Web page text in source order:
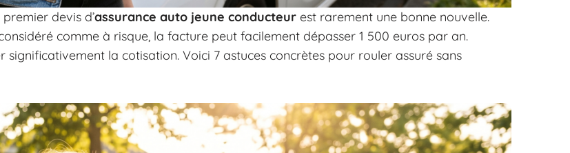
devis d’assurance auto jeune conducteur est rarement une bonne nouvelle.
comme à risque, la facture peut facilement dépasser 1 500 euros par an.
la cotisation. Voici 7 astuces concrètes pour rouler assuré sans